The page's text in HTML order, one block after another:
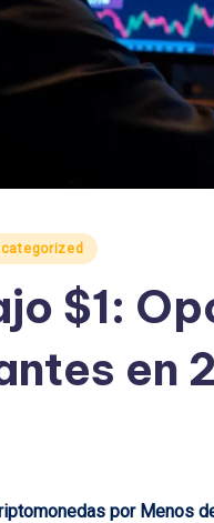
$1:
en
por Menos